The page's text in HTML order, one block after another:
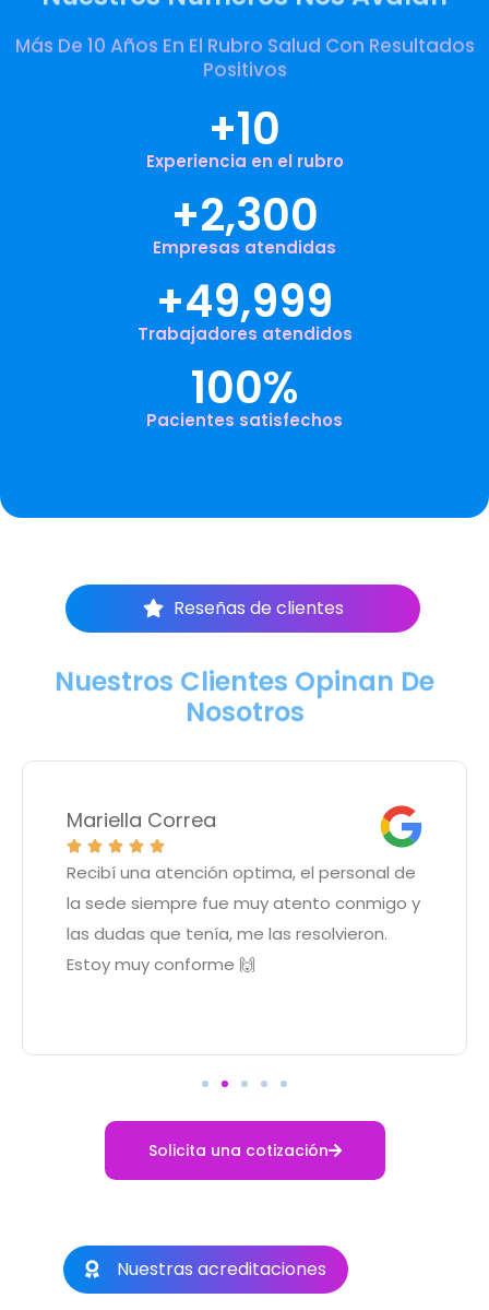
Más De 10 Años En El Rubro Salud Con Resultados
Positivos
Experiencia en el rubro
+10
Empresas atendidas
+2,300
Trabajadores atendidos
+49,999
Pacientes satisfechos
100%
Reseñas de clientes
Nuestros Clientes Opinan De
Nosotros
Mariella Correa
    
Recibí una atención optima, el personal de
la sede siempre fue muy atento conmigo y
las dudas que tenía, me las resolvieron.
Estoy muy conforme 🙌
Solicita una cotización
Nuestras acreditaciones